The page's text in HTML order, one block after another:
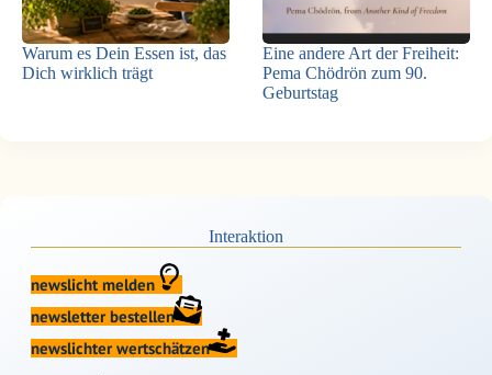
Warum es Dein Essen ist, das
Dich wirklich trägt
Eine andere Art der Freiheit:
Pema Chödrön zum 90.
Geburtstag
Interaktion
newslicht melden
newsletter bestellen
newslichter wertschätzen